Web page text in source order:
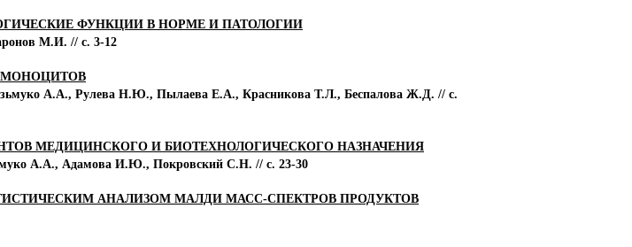
ФУНКЦИИ В НОРМЕ И ПАТОЛОГИИ
М.И. // с. 3-12
А.А., Рулева Н.Ю., Пылаева Е.А., Красникова Т.Л., Беспалова Ж.Д. // с.
МЕДИЦИНСКОГО И БИОТЕХНОЛОГИЧЕСКОГО НАЗНАЧЕНИЯ
А.А., Адамова И.Ю., Покровский С.Н. // с. 23-30
АНАЛИЗОМ МАЛДИ МАСС-СПЕКТРОВ ПРОДУКТОВ